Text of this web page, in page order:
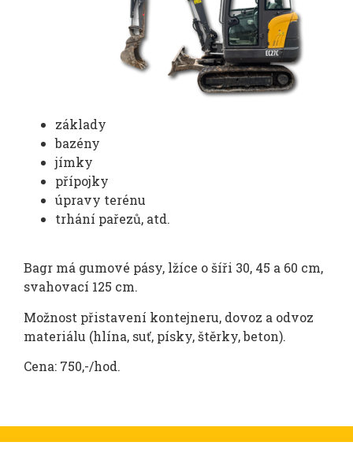
základy
bazény
jímky
přípojky
úpravy terénu
trhání pařezů, atd.
Bagr má gumové pásy, lžíce o šíři 30, 45 a 60 cm,
svahovací 125 cm.
Možnost přistavení kontejneru, dovoz a odvoz
materiálu (hlína, suť, písky, štěrky, beton).
Cena: 750,-/hod.